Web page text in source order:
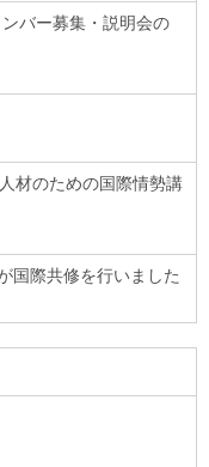
バー募集・説明会の
材のための国際情勢講
国際共修を行いました